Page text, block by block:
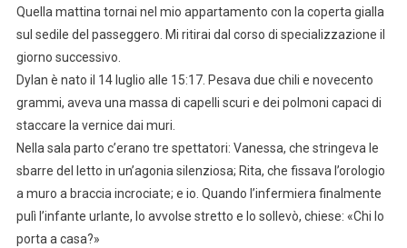
Quella mattina tornai nel mio appartamento con la coperta gialla
sul sedile del passeggero. Mi ritirai dal corso di specializzazione il
giorno successivo.
Dylan è nato il 14 luglio alle 15:17. Pesava due chili e novecento
grammi, aveva una massa di capelli scuri e dei polmoni capaci di
staccare la vernice dai muri.
Nella sala parto c’erano tre spettatori: Vanessa, che stringeva le
sbarre del letto in un’agonia silenziosa; Rita, che fissava l’orologio
a muro a braccia incrociate; e io. Quando l’infermiera finalmente
pulì l’infante urlante, lo avvolse stretto e lo sollevò, chiese: «Chi lo
porta a casa?»